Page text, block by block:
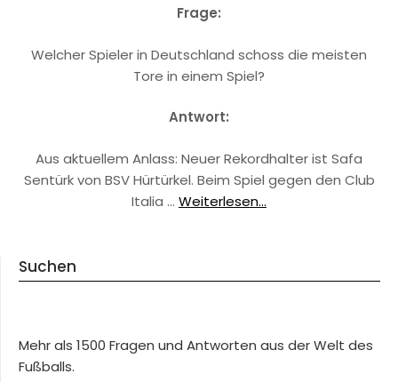
Frage:
Welcher Spieler in Deutschland schoss die meisten
Tore in einem Spiel?
Antwort:
Aus aktuellem Anlass: Neuer Rekordhalter ist Safa
Sentürk von BSV Hürtürkel. Beim Spiel gegen den Club
Italia … Weiterlesen...
Suchen
Mehr als 1500 Fragen und Antworten aus der Welt des
Fußballs.